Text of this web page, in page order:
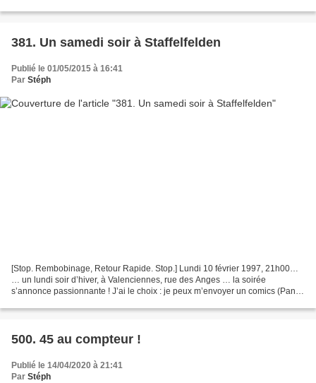
381. Un samedi soir à Staffelfelden
Publié le 01/05/2015 à 16:41
Par Stéph
[Stop. Rembobinage, Retour Rapide. Stop.] Lundi 10 février 1997, 21h00…
… un lundi soir d’hiver, à Valenciennes, rue des Anges … la soirée
s’annonce passionnante ! J’ai le choix : je peux m’envoyer un comics (Panini
500. 45 au compteur !
Publié le 14/04/2020 à 21:41
Par Stéph